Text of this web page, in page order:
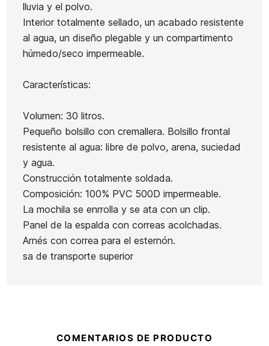
lluvia y el polvo.
Interior totalmente sellado, un acabado resistente
al agua, un diseño plegable y un compartimento
húmedo/seco impermeable.
Características:
Volumen: 30 litros.
Pequeño bolsillo con cremallera. Bolsillo frontal
resistente al agua: libre de polvo, arena, suciedad
y agua.
Construcción totalmente soldada.
Composición: 100% PVC 500D impermeable.
La mochila se enrrolla y se ata con un clip.
Panel de la espalda con correas acolchadas.
Arnés con correa para el esternón.
sa de transporte superior
Ean13
Quillas
FCSII
Performer
Glass
Quad
Rear
Rambler
1L
55,00 € 55,00 € 56,00 € -10% 50,40 € 55,00 €
No hay características para comparar
COMENTARIOS DE PRODUCTO